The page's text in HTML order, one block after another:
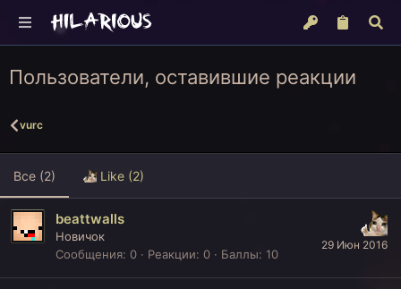
Пользователи, оставившие реакции
vurc
Все (2) Like (2)
29 Июн 2016
beattwalls
Новичок
Сообщения 0 Реакции 0 Баллы 10